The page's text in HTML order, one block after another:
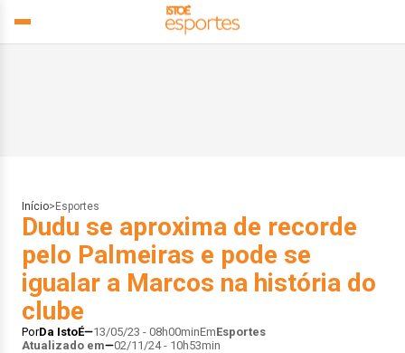
Início> Esportes
Dudu se aproxima de recorde
pelo Palmeiras e pode se
igualar a Marcos na história do
clube
PorDa IstoÉ 13/05/23 - 08h00minEmEsportes
Atualizado em
02/11/24 - 10h53min